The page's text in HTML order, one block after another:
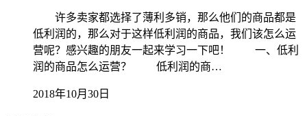
许多卖家都选择了薄利多销，那么他们的商品都是
低利润的，那么对于这样低利润的商品，我们该怎么运
营呢？感兴趣的朋友一起来学习一下吧！ 一、低利
润的商品怎么运营？ 低利润的商…
2018年10月30日